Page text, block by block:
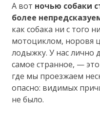
А вот ночью собаки
более
как собака ни с того
мотоциклом, норовя
лодыжку. У нас лично
самое странное, —
где мы проезжаем
опасно: видимых
не было.